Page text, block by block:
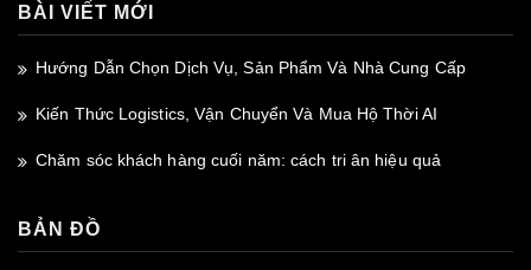
BÀI VIẾT MỚI
Hướng Dẫn Chọn Dịch Vụ, Sản Phẩm Và Nhà Cung Cấp
Kiến Thức Logistics, Vận Chuyển Và Mua Hộ Thời AI
Chăm sóc khách hàng cuối năm: cách tri ân hiệu quả
BẢN ĐỒ